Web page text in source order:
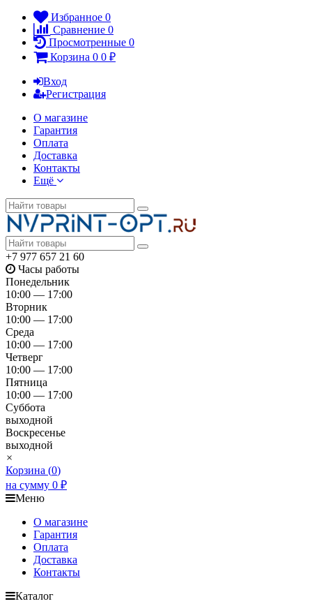
Избранное 0
Сравнение 0
Просмотренные 0
Корзина 0 0 ₽
Вход
Регистрация
О магазине
Гарантия
Оплата
Доставка
Контакты
Ещё
+7 977 657 21 60
Часы работы
Понедельник
10:00 — 17:00
Вторник
10:00 — 17:00
Среда
10:00 — 17:00
Четверг
10:00 — 17:00
Пятница
10:00 — 17:00
Суббота
выходной
Воскресенье
выходной
×
Корзина (0)
на сумму 0 ₽
Меню
О магазине
Гарантия
Оплата
Доставка
Контакты
Каталог